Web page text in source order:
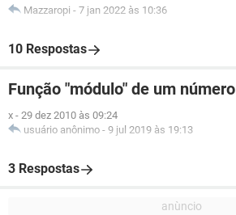
Mazzaropi - 7 jan 2022 às 10:36
10 Respostas
Função "módulo" de um número
x - 29 dez 2010 às 09:24
usuário anônimo - 9 jul 2019 às 19:13
3 Respostas